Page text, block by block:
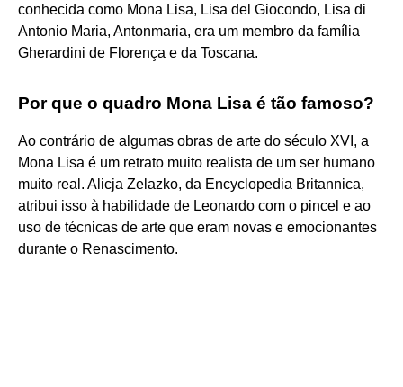
conhecida como Mona Lisa, Lisa del Giocondo, Lisa di
Antonio Maria, Antonmaria, era um membro da família
Gherardini de Florença e da Toscana.
Por que o quadro Mona Lisa é tão famoso?
Ao contrário de algumas obras de arte do século XVI, a
Mona Lisa é um retrato muito realista de um ser humano
muito real. Alicja Zelazko, da Encyclopedia Britannica,
atribui isso à habilidade de Leonardo com o pincel e ao
uso de técnicas de arte que eram novas e emocionantes
durante o Renascimento.